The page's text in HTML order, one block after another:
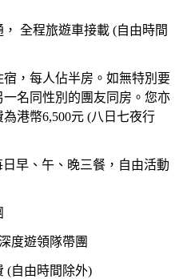
全程旅遊車接載 (自由時間
，每人佔半房。如無特別要
名同性別的團友同房。您亦
港幣6,500元 (八日七夜行
早、午、晚三餐，自由活動
度遊領隊帶團
(自由時間除外)